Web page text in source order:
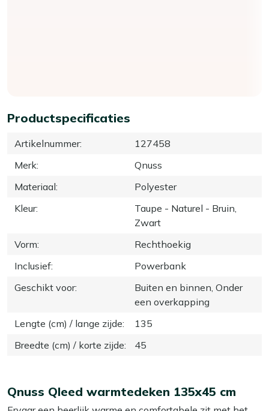
Productspecificaties
Artikelnummer:
127458
Merk:
Qnuss
Materiaal:
Polyester
Kleur:
Taupe - Naturel - Bruin,
Zwart
Vorm:
Rechthoekig
Inclusief:
Powerbank
Geschikt voor:
Buiten en binnen, Onder
een overkapping
Lengte (cm) / lange zijde:
135
Breedte (cm) / korte zijde: 45
Qnuss Qleed warmtedeken 135x45 cm